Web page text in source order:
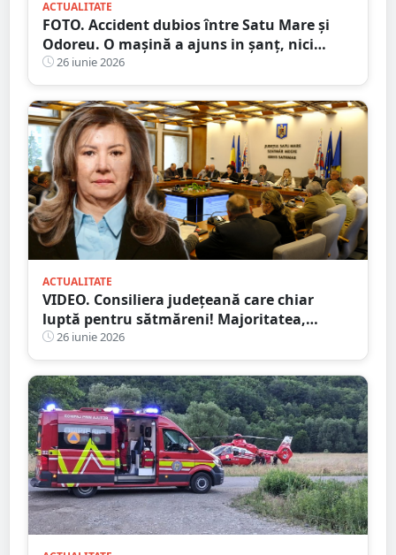
ACTUALITATE
FOTO. Accident dubios între Satu Mare și
Odoreu. O mașină a ajuns in șanț, nici
urmă de sofer
26 iunie 2026
ACTUALITATE
VIDEO. Consiliera județeană care chiar
luptă pentru sătmăreni! Majoritatea,
”acontată” să doarmă-n scaun
26 iunie 2026